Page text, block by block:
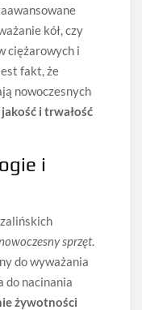
kół, czy
ciężarowych i
fakt, że
nowoczesnych
i trwałość
i
sprzęt.
do wyważania
do nacinania
żywotności